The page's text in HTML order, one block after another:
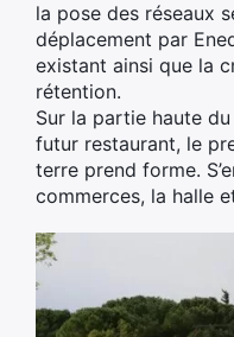
la pose des réseaux
déplacement par
existant ainsi que la
rétention.
Sur la partie haute
futur restaurant, le
terre prend forme.
commerces, la halle